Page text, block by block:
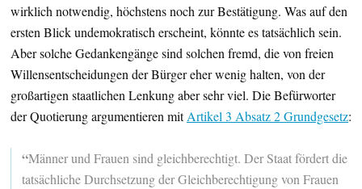
wirklich notwendig, höchstens noch zur Bestätigung. Was auf den
ersten Blick undemokratisch erscheint, könnte es tatsächlich sein.
Aber solche Gedankengänge sind solchen fremd, die von freien
Willensentscheidungen der Bürger eher wenig halten, von der
großartigen staatlichen Lenkung aber sehr viel. Die Befürworter
der Quotierung argumentieren mitArtikel 3 Absatz 2 Grundgesetz:
“Männer und Frauen sind gleichberechtigt. Der Staat fördert die
tatsächliche Durchsetzung der Gleichberechtigung von Frauen